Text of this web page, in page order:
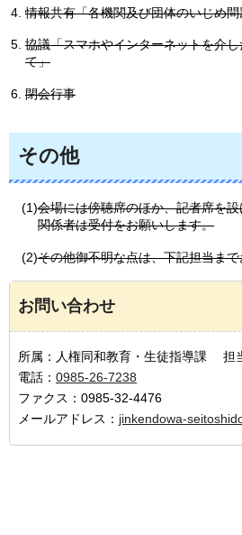
情報共有「各機関及び団体のいじめ
協議「スマホやインターネットを介
て」
閉会行事
その他
(1)会場には傍聴席のほか、記者席を
関係者は受付をお願いします。
(2)その他御不明な点は、下記担当ま
お問い合わせ
所属：人権同和教育・生徒指導課 担
電話： 0985-26-7238
ファクス：0985-32-4476
メールアドレス： jinkendowa-